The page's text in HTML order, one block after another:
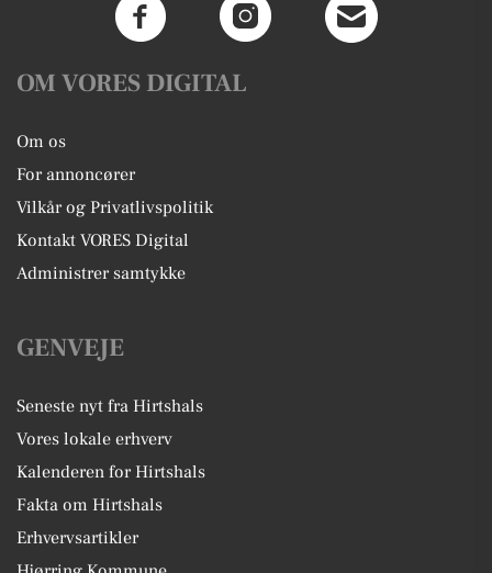
OM VORES DIGITAL
Om os
For annoncører
Vilkår og Privatlivspolitik
Kontakt VORES Digital
Administrer samtykke
GENVEJE
Seneste nyt fra Hirtshals
Vores lokale erhverv
Kalenderen for Hirtshals
Fakta om Hirtshals
Erhvervsartikler